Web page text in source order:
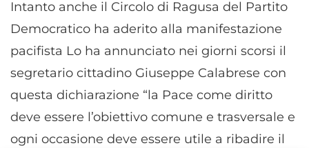
Intanto anche il Circolo di Ragusa del Partito
Democratico ha aderito alla manifestazione
pacifista Lo ha annunciato nei giorni scorsi il
segretario cittadino Giuseppe Calabrese con
questa dichiarazione “la Pace come diritto
deve essere l’obiettivo comune e trasversale e
ogni occasione deve essere utile a ribadire il